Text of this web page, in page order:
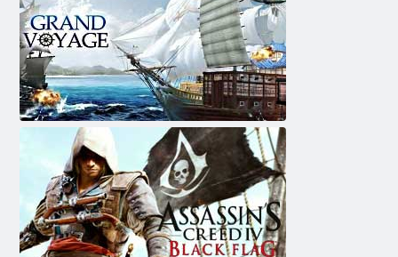
גראַנד ווויאַגע